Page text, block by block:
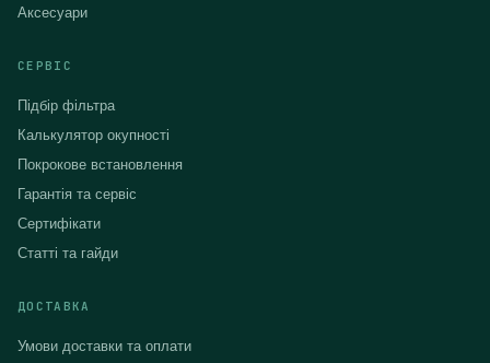
Аксесуари
СЕРВІС
Підбір фільтра
Калькулятор окупності
Покрокове встановлення
Гарантія та сервіс
Сертифікати
Статті та гайди
ДОСТАВКА
Умови доставки та оплати